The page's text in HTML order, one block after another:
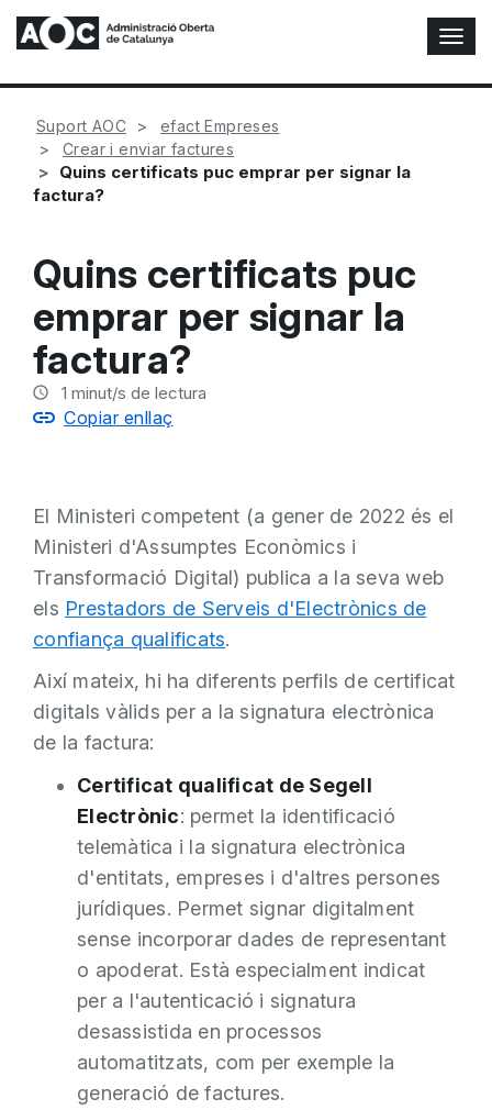
A
l
t
Suport AOC
efact Empreses
Crear i enviar factures
Quins certificats puc emprar per signar la
factura?
Quins certificats puc
emprar per signar la
factura?
1 minut/s de lectura
Copiar enllaç
El Ministeri competent (a gener de 2022 és el
Ministeri d'Assumptes Econòmics i
Transformació Digital) publica a la seva web
els Prestadors de Serveis d'Electrònics de
confiança qualificats.
Així mateix, hi ha diferents perfils de certificat
digitals vàlids per a la signatura electrònica
de la factura:
Certificat qualificat de Segell
Electrònic: permet la identificació
telemàtica i la signatura electrònica
d'entitats, empreses i d'altres persones
jurídiques. Permet signar digitalment
sense incorporar dades de representant
o apoderat. Està especialment indicat
per a l'autenticació i signatura
desassistida en processos
automatitzats, com per exemple la
generació de factures.